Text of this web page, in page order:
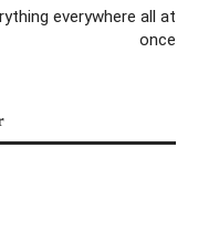
everywhere all at
once